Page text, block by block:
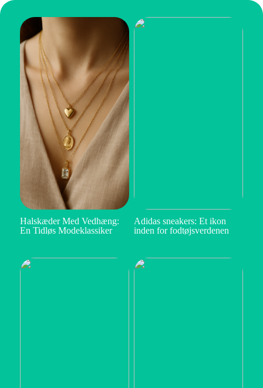
Halskæder Med Vedhæng:
En Tidløs Modeklassiker
Adidas sneakers: Et ikon
inden for fodtøjsverdenen